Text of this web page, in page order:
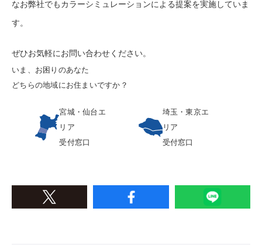
なお弊社でもカラーシミュレーションによる提案を実施していま
す。
ぜひお気軽にお問い合わせください。
いま、お困りのあなた
どちらの地域にお住まいですか？
宮城・仙台エ
リア
受付窓口
埼玉・東京エ
リア
受付窓口